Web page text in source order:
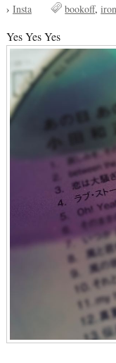
› Insta bookoff
Yes Yes Yes